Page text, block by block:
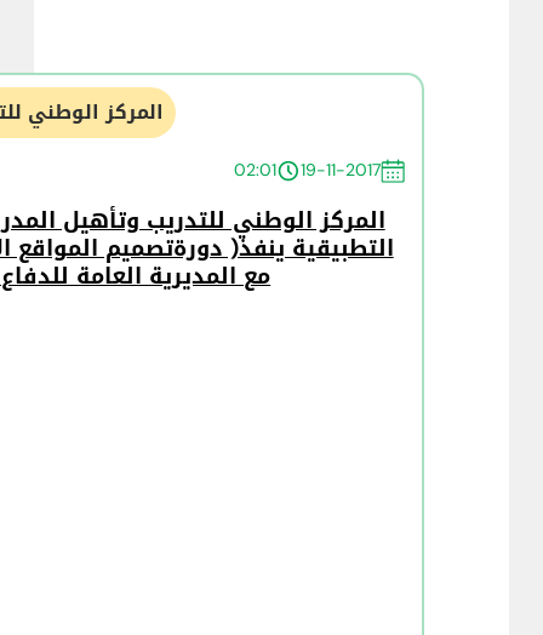
المركز الوطني
19-11-2017
02:01
المركز الوطني للتدريب وتأهيل
التطبيقية ينفذ( دورةتصميم المواقع
مع المديرية العامة